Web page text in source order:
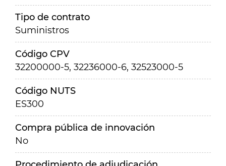
Tipo de contrato
Suministros
Código CPV
32200000-5, 32236000-6, 32523000-5
Código NUTS
ES300
Compra pública de innovación
No